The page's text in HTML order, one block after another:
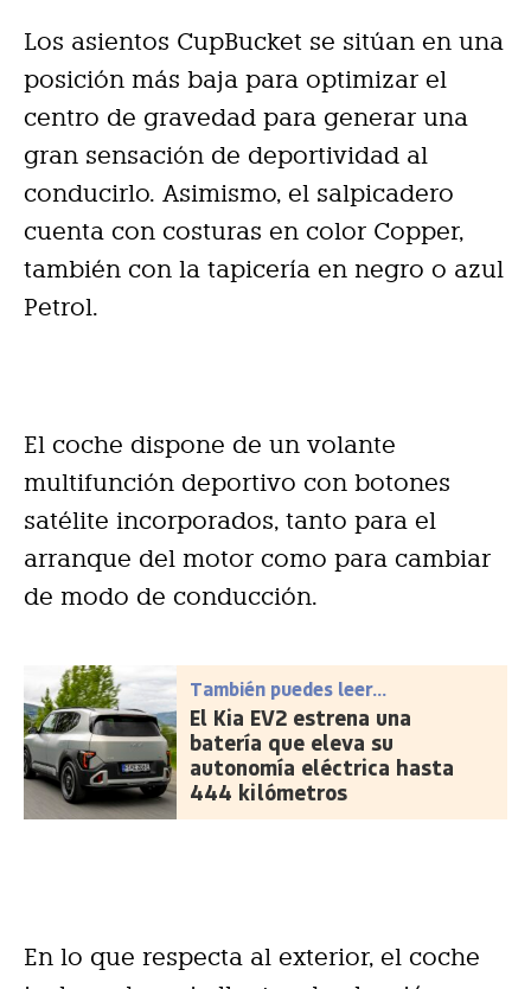
Los asientos CupBucket se sitúan en una
posición más baja para optimizar el
centro de gravedad para generar una
gran sensación de deportividad al
conducirlo. Asimismo, el salpicadero
cuenta con costuras en color Copper,
también con la tapicería en negro o azul
Petrol.
El coche dispone de un volante
multifunción deportivo con botones
satélite incorporados, tanto para el
arranque del motor como para cambiar
de modo de conducción.
También puedes leer...
El Kia EV2 estrena una
batería que eleva su
autonomía eléctrica hasta
444 kilómetros
En lo que respecta al exterior, el coche